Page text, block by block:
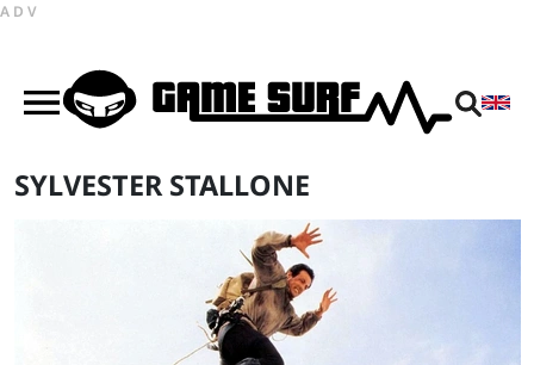
ADV
SYLVESTER STALLONE